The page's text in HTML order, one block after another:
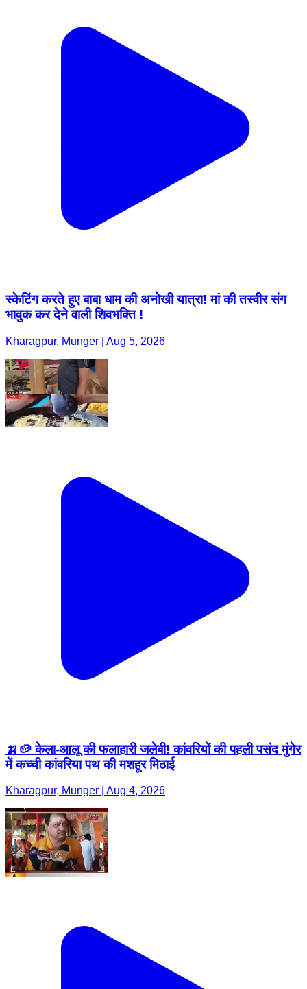
स्केटिंग करते हुए बाबा धाम की अनोखी यात्रा! मां की तस्वीर संग
भावुक कर देने वाली शिवभक्ति !
Kharagpur, Munger | Aug 5, 2026
🍌🥔 केला-आलू की फलाहारी जलेबी! कांवरियों की पहली पसंद मुंगेर
में कच्ची कांवरिया पथ की मशहूर मिठाई
Kharagpur, Munger | Aug 4, 2026